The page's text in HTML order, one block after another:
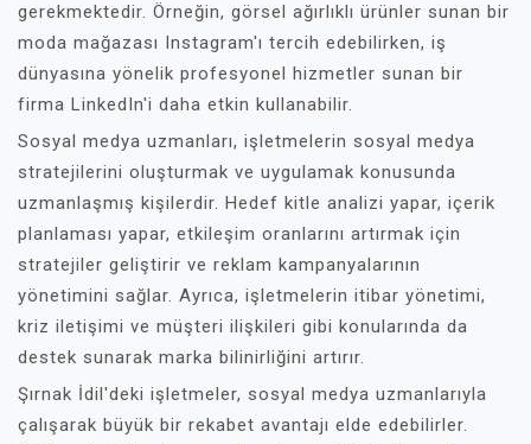
gerekmektedir. Örneğin, görsel ağırlıklı ürünler sunan bir
moda mağazası Instagram'ı tercih edebilirken, iş
dünyasına yönelik profesyonel hizmetler sunan bir
firma LinkedIn'i daha etkin kullanabilir.
Sosyal medya uzmanları, işletmelerin sosyal medya
stratejilerini oluşturmak ve uygulamak konusunda
uzmanlaşmış kişilerdir. Hedef kitle analizi yapar, içerik
planlaması yapar, etkileşim oranlarını artırmak için
stratejiler geliştirir ve reklam kampanyalarının
yönetimini sağlar. Ayrıca, işletmelerin itibar yönetimi,
kriz iletişimi ve müşteri ilişkileri gibi konularında da
destek sunarak marka bilinirliğini artırır.
Şırnak İdil'deki işletmeler, sosyal medya uzmanlarıyla
çalışarak büyük bir rekabet avantajı elde edebilirler.